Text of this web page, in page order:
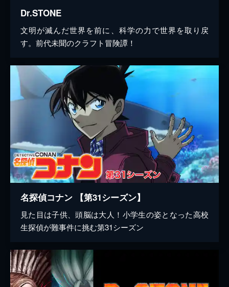
Dr.STONE
文明が滅んだ世界を前に、科学の力で世界を取り戻
す。前代未聞のクラフト冒険譚！
名探偵コナン 【第31シーズン】
見た目は子供、頭脳は大人！小学生の姿となった高校
生探偵が難事件に挑む第31シーズン